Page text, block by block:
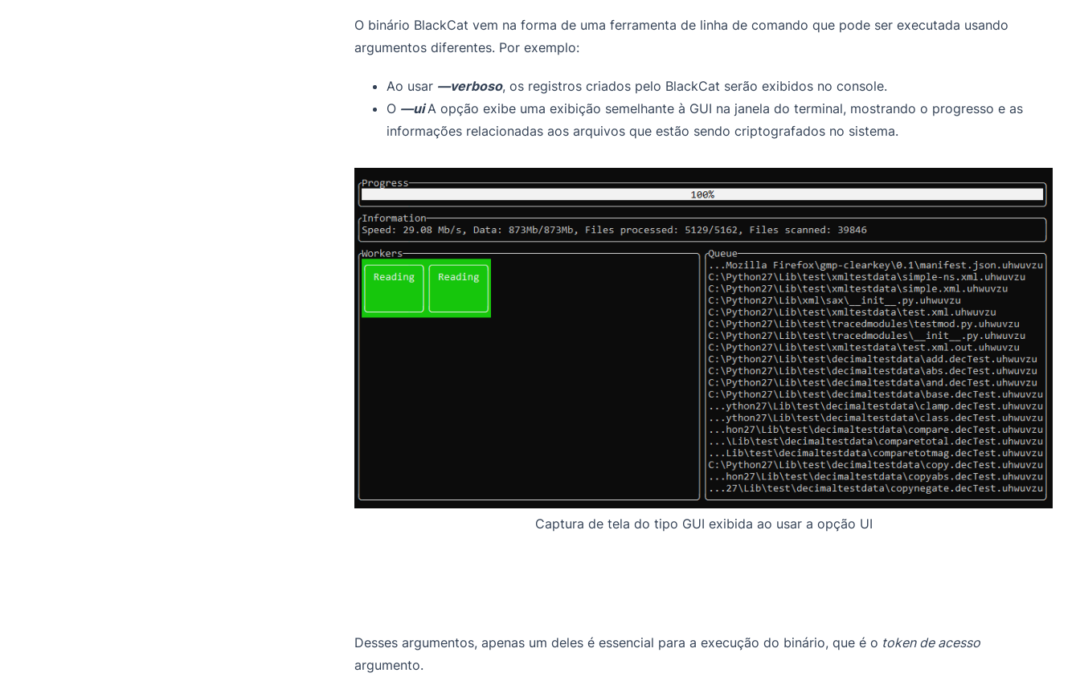
O binário BlackCat vem na forma de uma ferramenta de linha de comando que pode ser executada usando
argumentos diferentes. Por exemplo:
Ao usar —verboso, os registros criados pelo BlackCat serão exibidos no console.
O —ui A opção exibe uma exibição semelhante à GUI na janela do terminal, mostrando o progresso e as
informações relacionadas aos arquivos que estão sendo criptografados no sistema.
Captura de tela do tipo GUI exibida ao usar a opção UI
Desses argumentos, apenas um deles é essencial para a execução do binário, que é o token de acesso
argumento.